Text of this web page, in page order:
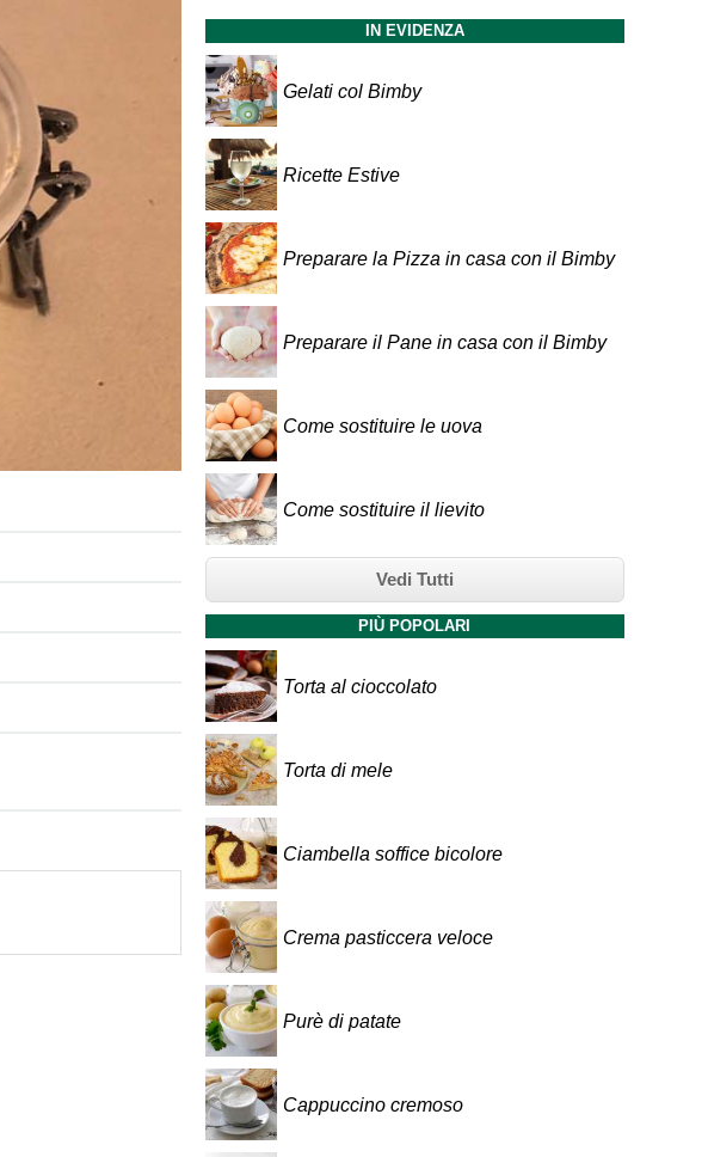
IN EVIDENZA
Gelati col Bimby
Ricette Estive
Preparare la Pizza in casa con il Bimby
Preparare il Pane in casa con il Bimby
Come sostituire le uova
Come sostituire il lievito
Vedi Tutti
PIÙ POPOLARI
Torta al cioccolato
Torta di mele
Ciambella soffice bicolore
Crema pasticcera veloce
Purè di patate
Cappuccino cremoso